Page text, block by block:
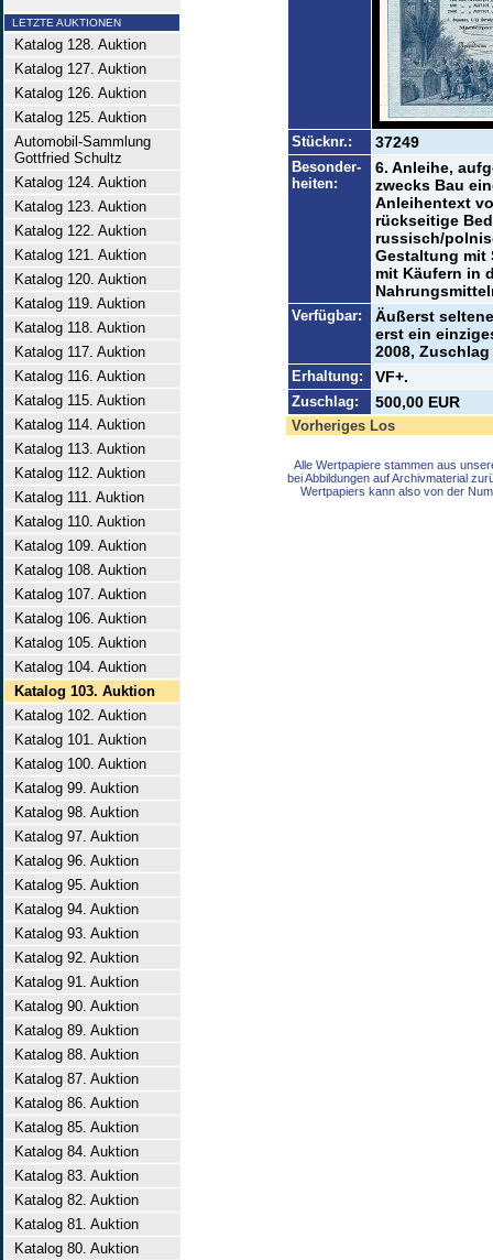
LETZTE AUKTIONEN
Katalog 128. Auktion
Katalog 127. Auktion
Katalog 126. Auktion
Katalog 125. Auktion
Automobil-Sammlung
Gottfried Schultz
Katalog 124. Auktion
Katalog 123. Auktion
Katalog 122. Auktion
Katalog 121. Auktion
Katalog 120. Auktion
Katalog 119. Auktion
Katalog 118. Auktion
Katalog 117. Auktion
Katalog 116. Auktion
Katalog 115. Auktion
Katalog 114. Auktion
Katalog 113. Auktion
Katalog 112. Auktion
Katalog 111. Auktion
Katalog 110. Auktion
Katalog 109. Auktion
Katalog 108. Auktion
Katalog 107. Auktion
Katalog 106. Auktion
Katalog 105. Auktion
Katalog 104. Auktion
Katalog 103. Auktion
Katalog 102. Auktion
Katalog 101. Auktion
Katalog 100. Auktion
Katalog 99. Auktion
Katalog 98. Auktion
Katalog 97. Auktion
Katalog 96. Auktion
Katalog 95. Auktion
Katalog 94. Auktion
Katalog 93. Auktion
Katalog 92. Auktion
Katalog 91. Auktion
Katalog 90. Auktion
Katalog 89. Auktion
Katalog 88. Auktion
Katalog 87. Auktion
Katalog 86. Auktion
Katalog 85. Auktion
Katalog 84. Auktion
Katalog 83. Auktion
Katalog 82. Auktion
Katalog 81. Auktion
Katalog 80. Auktion
Stücknr.: 37249
Besonder-
heiten:
6. Anleihe,
zwecks Bau
Anleihentext
rückseitige
russisch/
Gestaltung mit
mit Käufern in
Verfügbar:
Äußerst
erst ein
2008, Zuschlag
Erhaltung: VF+.
Zuschlag: 500,00 EUR
Vorheriges Los
Alle Wertpapiere stammen aus
bei Abbildungen auf Archivmaterial
Wertpapiers kann also von der